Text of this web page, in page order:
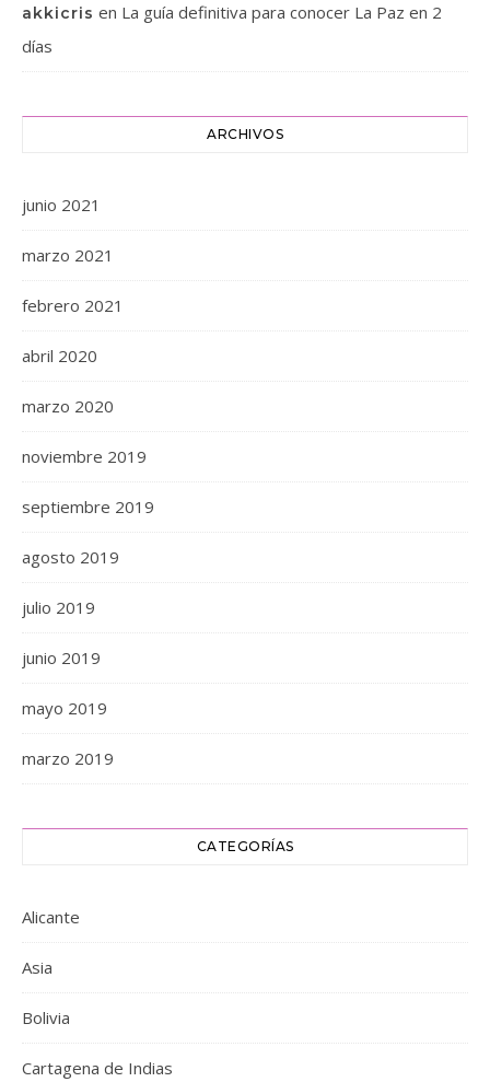
akkicris en La guía definitiva para conocer La Paz en 2
días
ARCHIVOS
junio 2021
marzo 2021
febrero 2021
abril 2020
marzo 2020
noviembre 2019
septiembre 2019
agosto 2019
julio 2019
junio 2019
mayo 2019
marzo 2019
CATEGORÍAS
Alicante
Asia
Bolivia
Cartagena de Indias